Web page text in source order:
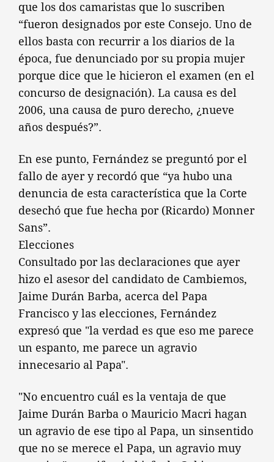
que los dos camaristas que lo suscriben
“fueron designados por este Consejo. Uno de
ellos basta con recurrir a los diarios de la
época, fue denunciado por su propia mujer
porque dice que le hicieron el examen (en el
concurso de designación). La causa es del
2006, una causa de puro derecho, ¿nueve
años después?”.
En ese punto, Fernández se preguntó por el
fallo de ayer y recordó que “ya hubo una
denuncia de esta característica que la Corte
desechó que fue hecha por (Ricardo) Monner
Sans”.
Elecciones
Consultado por las declaraciones que ayer
hizo el asesor del candidato de Cambiemos,
Jaime Durán Barba, acerca del Papa
Francisco y las elecciones, Fernández
expresó que "la verdad es que eso me parece
un espanto, me parece un agravio
innecesario al Papa".
"No encuentro cuál es la ventaja de que
Jaime Durán Barba o Mauricio Macri hagan
un agravio de ese tipo al Papa, un sinsentido
que no se merece el Papa, un agravio muy